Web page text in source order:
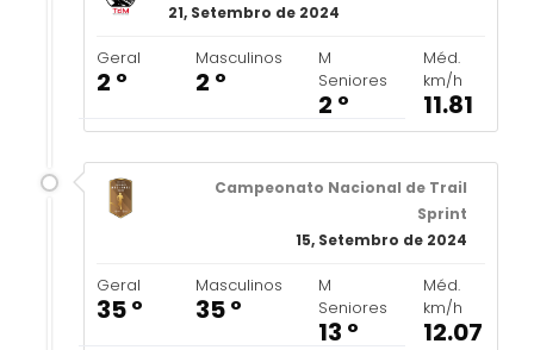
21, Setembro de 2024
Geral
2 º
Masculinos
2 º
M
Seniores
2 º
Méd.
km/h
11.81
Campeonato Nacional de Trail
Sprint
15, Setembro de 2024
Geral
35 º
Masculinos
35 º
M
Seniores
13 º
Méd.
km/h
12.07